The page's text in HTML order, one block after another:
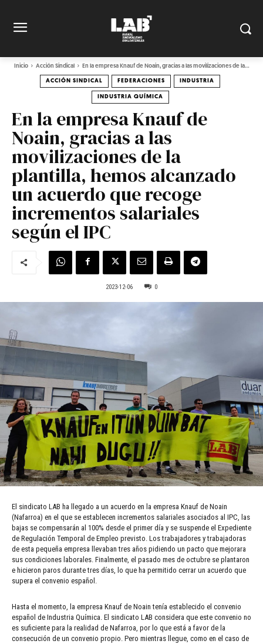
Inicio Acción Sindical En la empresa Knauf de Noain, gracias a las movilizaciones de la...
ACCIÓN SINDICAL FEDERACIONES INDUSTRIA
INDUSTRIA QUÍMICA
En la empresa Knauf de
Noain, gracias a las
movilizaciones de la
plantilla, hemos alcanzado
un acuerdo que recoge
incrementos salariales
según el IPC
2023-12-06 0
El sindicato LAB ha llegado a un acuerdo en la empresa Knauf de Noain
(Nafarroa) en el que se establecen incrementos salariales asociados al IPC, las
bajas se compensarán al 100% desde el primer día y se suspende el Expediente
de Regulación Temporal de Empleo previsto. Los trabajadores y trabajadoras
de esta pequeña empresa llevaban tres años pidiendo un pacto que mejorara
sus condiciones laborales. Finalmente, el pasado mes de octubre se plantaron
e hicieron paros durante tres días, lo que ha permitido cerrar un acuerdo que
supera el convenio español.
Hasta el momento, la empresa Knauf de Noain tenía establecido el convenio
español de Industria Química. El sindicato LAB considera que este convenio no
es suficiente para la realidad de Nafarroa, por lo que está a favor de la
consecución de un convenio propio. Pero mientras llegue, como en el caso de